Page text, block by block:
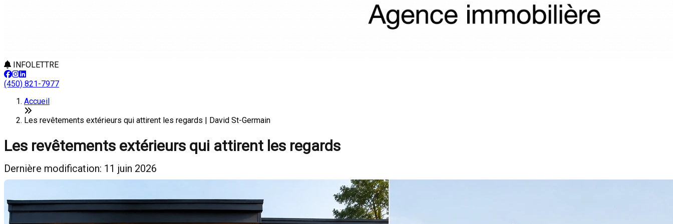
INFOLETTRE
(450) 821-7977
Accueil
Les revêtements extérieurs qui attirent les regards | David St-Germain
Les revêtements extérieurs qui attirent les regards
Dernière modification: 11 juin 2026